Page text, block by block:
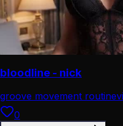
bloodline - nick
groove movement routine
0